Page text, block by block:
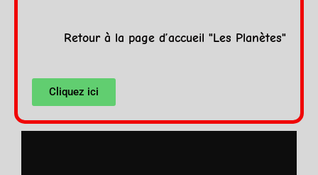
Retour à la page d’accueil "Les Planètes"
Cliquez ici